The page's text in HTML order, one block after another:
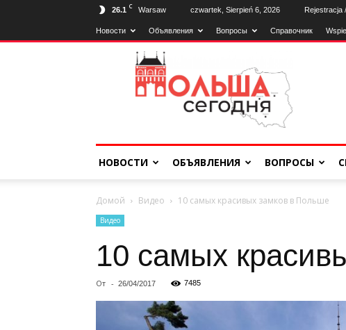
26.1 C Warsaw czwartek, Sierpień 6, 2026 Rejestracja
Новости Объявления Вопросы Справочник
Poland2day
НОВОСТИ ОБЪЯВЛЕНИЯ ВОПРОСЫ
Домой Видео 10 самых красивых замков в Польше
Видео
10 самых
От - 26/04/2017 7485